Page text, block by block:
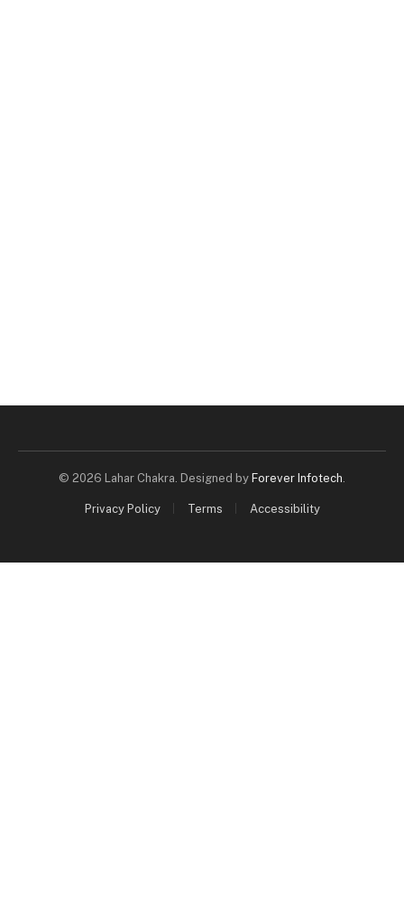
© 2026 Lahar Chakra. Designed by Forever Infotech
Privacy Policy Terms Accessibility